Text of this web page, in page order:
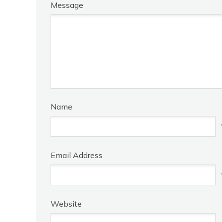
Message
Name
Email Address
Website